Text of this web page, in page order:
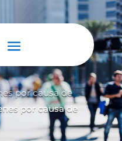
por causa de
por causa de